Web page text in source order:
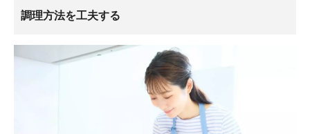
調理方法を工夫する